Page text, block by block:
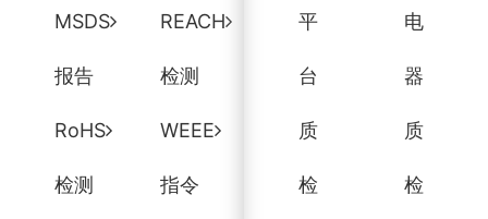
MSDS
报告
REACH
检测
RoHS
检测
WEEE
指令
平
台
质
检
电
器
质
检